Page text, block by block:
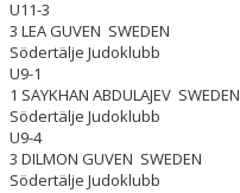
U11-3
3 LEA GUVEN SWEDEN
Södertälje Judoklubb
U9-1
1 SAYKHAN ABDULAJEV SWEDEN
Södertälje Judoklubb
U9-4
3 DILMON GUVEN SWEDEN
Södertälje Judoklubb